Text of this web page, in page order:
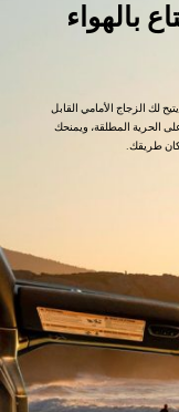
بالهواء
لك الزجاج الأمامي القابل
الحرية المطلقة، ويمنحك
طريقك.